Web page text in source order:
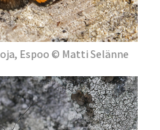
Espoo © Matti Selänne